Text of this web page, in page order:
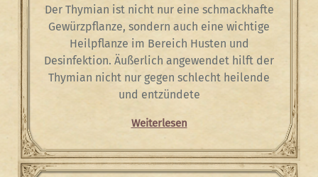
Der Thymian ist nicht nur eine schmackhafte
Gewürzpflanze, sondern auch eine wichtige
Heilpflanze im Bereich Husten und
Desinfektion. Äußerlich angewendet hilft der
Thymian nicht nur gegen schlecht heilende
und entzündete
Weiterlesen